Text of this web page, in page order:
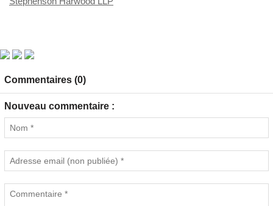
Commentaires (0)
Nouveau commentaire :